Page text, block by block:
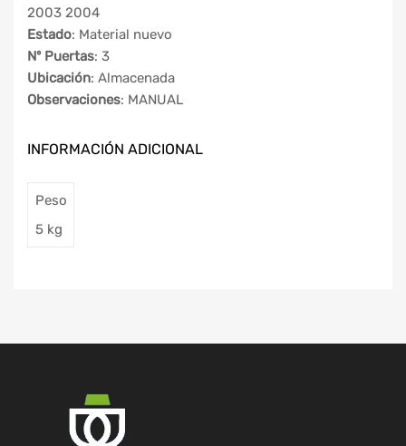
2003 2004
Estado: Material nuevo
Nº Puertas: 3
Ubicación: Almacenada
Observaciones: MANUAL
INFORMACIÓN ADICIONAL
Peso
5 kg